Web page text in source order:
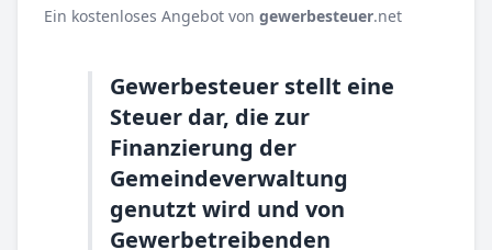
Ein kostenloses Angebot von gewerbesteuer.net
Gewerbesteuer stellt eine
Steuer dar, die zur
Finanzierung der
Gemeindeverwaltung
genutzt wird und von
Gewerbetreibenden